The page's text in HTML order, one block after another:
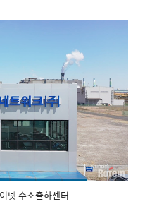
넷 수소출하센터